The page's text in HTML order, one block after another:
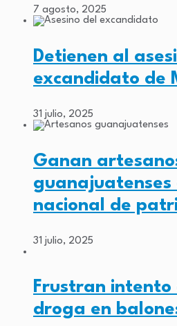
7 agosto, 2025
Detienen al
excandidato de
31 julio, 2025
Ganan
guanajuatenses
nacional de
31 julio, 2025
Frustran
droga en